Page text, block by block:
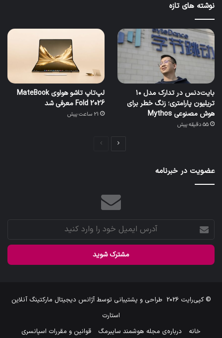
نوشته های تازه
بایت‌دنس در تدارک مدل ۱۰
تریلیون پارامتری؛ زنگ خطر برای
هوش مصنوعی Mythos
55 دقیقه پیش
لپ‌تاپ تاشو هواوی MateBook
Fold 2026 معرفی شد
21 ساعت پیش
عضویت در خبرنامه
آدرس
ایمیل
خود
وارد
© کپی‌رایت 2026 طراحی و پشتیبانی توسطآژانس دیجیتال مارکتینگ آنلاین
استارت
خانه
درباره‌ی مجله هوشمند سایبرمگ قوانین و مقررات اسپانسری